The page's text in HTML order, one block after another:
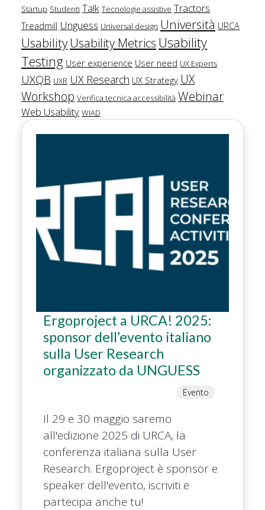
Startup Studenti Talk Tecnologie assistive Tractors
Treadmill Unguess Universal design Università URCA
UsabilityUsability Metrics Usability
Testing User experience User need UX Experts
UXQB UXR UX Research UX Strategy UX
Workshop Verifica tecnica accessibilità Webinar
Web Usability WIAD
Ergoproject a URCA! 2025:
sponsor dell’evento italiano
sulla User Research
organizzato da UNGUESS
Evento
Il 29 e 30 maggio saremo
all'edizione 2025 di URCA, la
conferenza italiana sulla User
Research. Ergoproject è sponsor e
speaker dell'evento, iscriviti e
partecipa anche tu!